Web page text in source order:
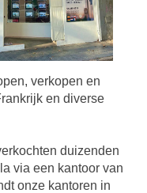
verkopen en
en diverse
duizenden
via een kantoor van
onze kantoren in